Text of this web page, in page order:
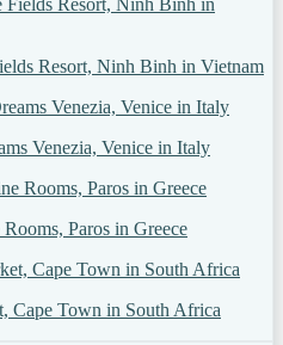
Resort, Ninh Binh in Vietnam
Venezia, Venice in Italy
Paros in Greece
Cape Town in South Africa